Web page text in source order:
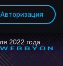
Авторизация